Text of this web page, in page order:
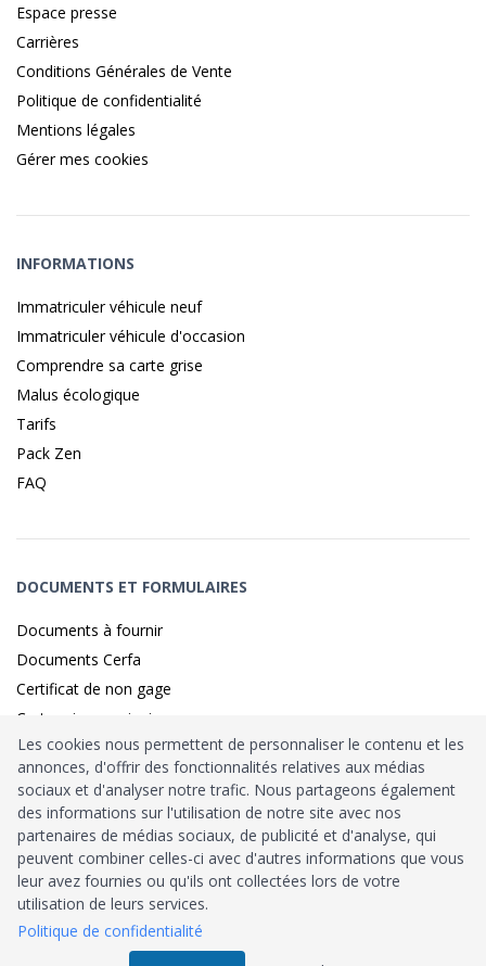
Espace presse
Carrières
Conditions Générales de Vente
Politique de confidentialité
Mentions légales
Gérer mes cookies
INFORMATIONS
Immatriculer véhicule neuf
Immatriculer véhicule d'occasion
Comprendre sa carte grise
Malus écologique
Tarifs
Pack Zen
FAQ
DOCUMENTS ET FORMULAIRES
Documents à fournir
Documents Cerfa
Certificat de non gage
Carte grise provisoire
Identité sécurisé parFranceConnect
HabilitationMinistère de l’Intérieur: n°212900
Agrément Trésor Public
Tous droits réservés © 2026
Les cookies nous permettent de personnaliser le contenu et les
annonces, d'offrir des fonctionnalités relatives aux médias
sociaux et d'analyser notre trafic. Nous partageons également
des informations sur l'utilisation de notre site avec nos
partenaires de médias sociaux, de publicité et d'analyse, qui
peuvent combiner celles-ci avec d'autres informations que vous
leur avez fournies ou qu'ils ont collectées lors de votre
utilisation de leurs services.
Politique de confidentialité